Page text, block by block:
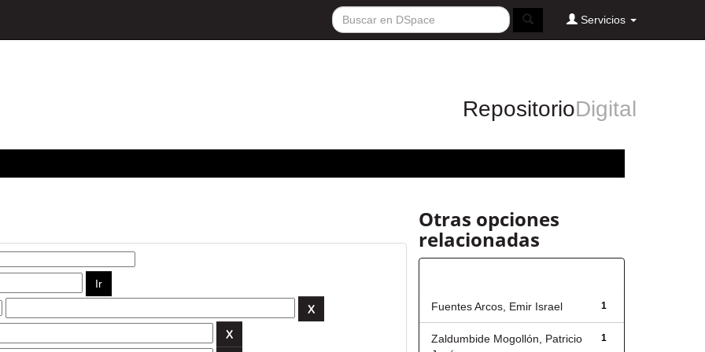
Servicios
RepositorioDigital
Otras opciones
relacionadas
1
Fuentes Arcos, Emir Israel
1
Zaldumbide Mogollón, Patricio